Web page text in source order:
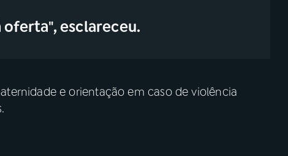
esclareceu.
e orientação em caso de violência